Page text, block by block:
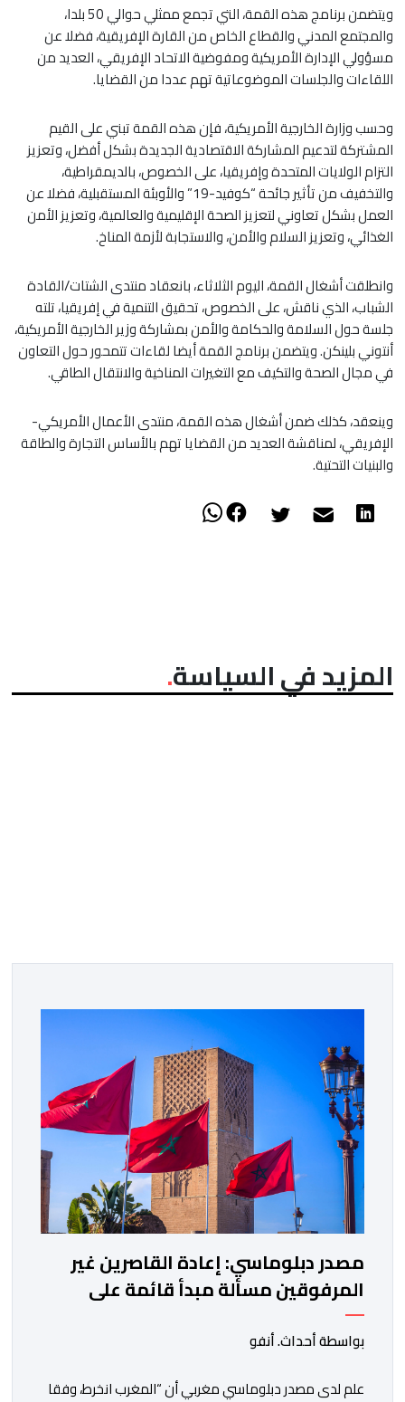
ويتضمن برنامج هذه القمة، التي تجمع ممثلي حوالي 50 بلدا،
والمجتمع المدني والقطاع الخاص من القارة الإفريقية، فضلا عن
مسؤولي الإدارة الأمريكية ومفوضية الاتحاد الإفريقي، العديد من
اللقاءات والجلسات الموضوعاتية تهم عددا من القضايا.
وحسب وزارة الخارجية الأمريكية، فإن هذه القمة تبني على القيم
المشتركة لتدعيم المشاركة الاقتصادية الجديدة بشكل أفضل، وتعزيز
التزام الولايات المتحدة وإفريقيا، على الخصوص، بالديمقراطية،
والتخفيف من تأثير جائحة “كوفيد-19” والأوبئة المستقبلية، فضلا عن
العمل بشكل تعاوني لتعزيز الصحة الإقليمية والعالمية، وتعزيز الأمن
الغذائي، وتعزيز السلام والأمن، والاستجابة لأزمة المناخ.
وانطلقت أشغال القمة، اليوم الثلاثاء، بانعقاد منتدى الشتات/القادة
الشباب، الذي ناقش، على الخصوص، تحقيق التنمية في إفريقيا، تلته
جلسة حول السلامة والحكامة والأمن بمشاركة وزير الخارجية الأمريكية،
أنتوني بلينكن. ويتضمن برنامج القمة أيضا لقاءات تتمحور حول التعاون
في مجال الصحة والتكيف مع التغيرات المناخية والانتقال الطاقي.
وينعقد، كذلك ضمن أشغال هذه القمة، منتدى الأعمال الأمريكي-
الإفريقي، لمناقشة العديد من القضايا تهم بالأساس التجارة والطاقة
والبنيات التحتية.
المزيد في السياسة
مصدر دبلوماسي: إعادة القاصرين غير
المرفوقين مسألة مبدأ قائمة على
التعليمات الملكية السامية
بواسطة أحداث. أنفو
علم لدى مصدر دبلوماسي مغربي أن “المغرب انخرط، وفقا